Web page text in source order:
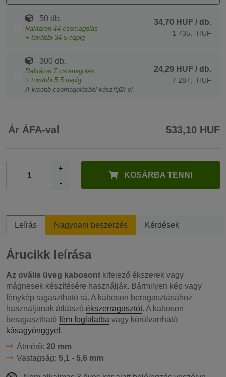
50 db.
Raktáron 44 csomagolás
+ további 34 5 napig
34,70 HUF / db.
1 735,- HUF
300 db.
Raktáron 7 csomagolás
+ további 5 5 napig
A kisebb csomagolásból készítjük el
24,29 HUF / db.
7 287,- HUF
Ár ÁFA-val 533,10 HUF
+
-
KOSÁRBA TENNI
Leírás Nagybani beszerzés Kérdések
Árucikk leírása
Az ovális üveg kabosont kifejező ékszerek vagy
mágnesek készítésére használják. Bármilyen kép vagy
fénykép ragasztható rá. A kaboson beragasztásához
használjanak átlátszó ékszerragasztót. A kaboson
beragasztható fém foglalatba vagy körülvarrható
kásagyönggyel .
Átmérő: 20 mm
Vastagság: 5,1 - 5,6 mm